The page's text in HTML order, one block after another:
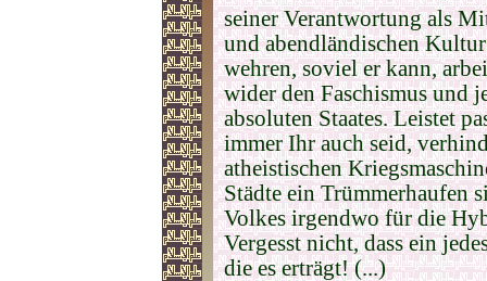
seiner Verantwortung als
und abendländischen
wehren, soviel er kann,
wider den Faschismus und
absoluten Staates. Leistet
immer Ihr auch seid,
atheistischen
Städte ein Trümmerhaufen
Volkes irgendwo für die
Vergesst nicht, dass ein
die es erträgt!(...)